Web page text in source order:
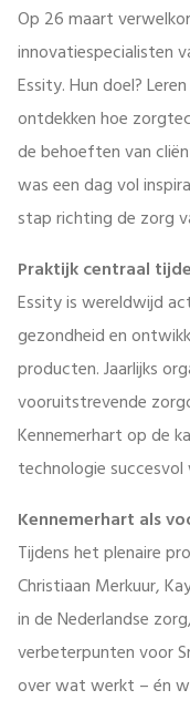
Op 26 maart
innovatiespecialisten
Essity. Hun doel?
ontdekken hoe
de behoeften van
was een dag vol
stap richting de zorg
Praktijk centraal
Essity is wereldwijd
gezondheid en
producten. Jaarlijks
vooruitstrevende
Kennemerhart op de
technologie
Kennemerhart als
Tijdens het plenaire
Christiaan Merkuur,
in de Nederlandse
verbeterpunten voor
over wat werkt – én